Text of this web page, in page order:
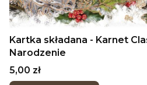
Kartka składana - Karnet
Narodzenie
Cena
5,00 zł